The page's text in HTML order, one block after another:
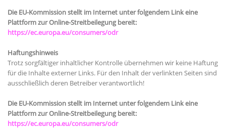
Die EU-Kommission stellt im Internet unter folgendem Link eine
Plattform zur Online-Streitbeilegung bereit:
https://ec.europa.eu/consumers/odr
Haftungshinweis
Trotz sorgfältiger inhaltlicher Kontrolle übernehmen wir keine Haftung
für die Inhalte externer Links. Für den Inhalt der verlinkten Seiten sind
ausschließlich deren Betreiber verantwortlich!
Die EU-Kommission stellt im Internet unter folgendem Link eine
Plattform zur Online-Streitbeilegung bereit:
https://ec.europa.eu/consumers/odr